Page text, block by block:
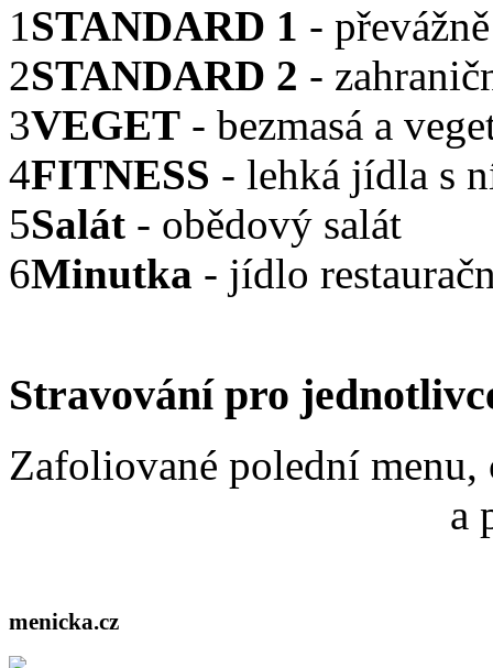
1STANDARD 1 -
2STANDARD 2 -
3VEGET - bezmasá a
4FITNESS - lehká jídla s
5Salát - obědový salát
6Minutka - jídlo
Stravování pro
Zafoliované polední menu,
a
menicka.cz